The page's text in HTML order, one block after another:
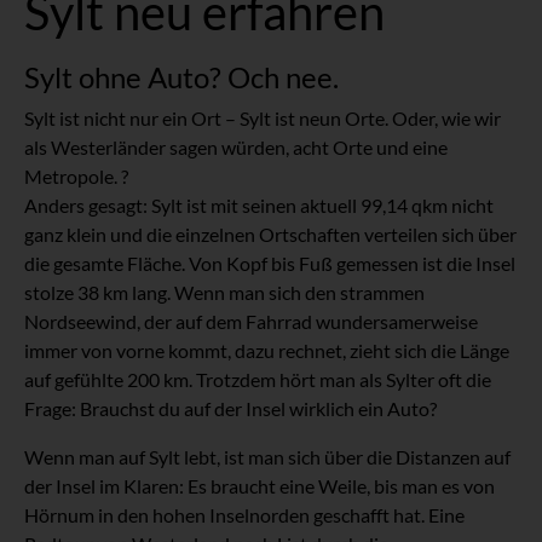
Sylt neu erfahren
Sylt ohne Auto? Och nee.
Sylt ist nicht nur ein Ort – Sylt ist neun Orte. Oder, wie wir
als Westerländer sagen würden, acht Orte und eine
Metropole. ?
Anders gesagt: Sylt ist mit seinen aktuell 99,14 qkm nicht
ganz klein und die einzelnen Ortschaften verteilen sich über
die gesamte Fläche. Von Kopf bis Fuß gemessen ist die Insel
stolze 38 km lang. Wenn man sich den strammen
Nordseewind, der auf dem Fahrrad wundersamerweise
immer von vorne kommt, dazu rechnet, zieht sich die Länge
auf gefühlte 200 km. Trotzdem hört man als Sylter oft die
Frage: Brauchst du auf der Insel wirklich ein Auto?
Wenn man auf Sylt lebt, ist man sich über die Distanzen auf
der Insel im Klaren: Es braucht eine Weile, bis man es von
Hörnum in den hohen Inselnorden geschafft hat. Eine